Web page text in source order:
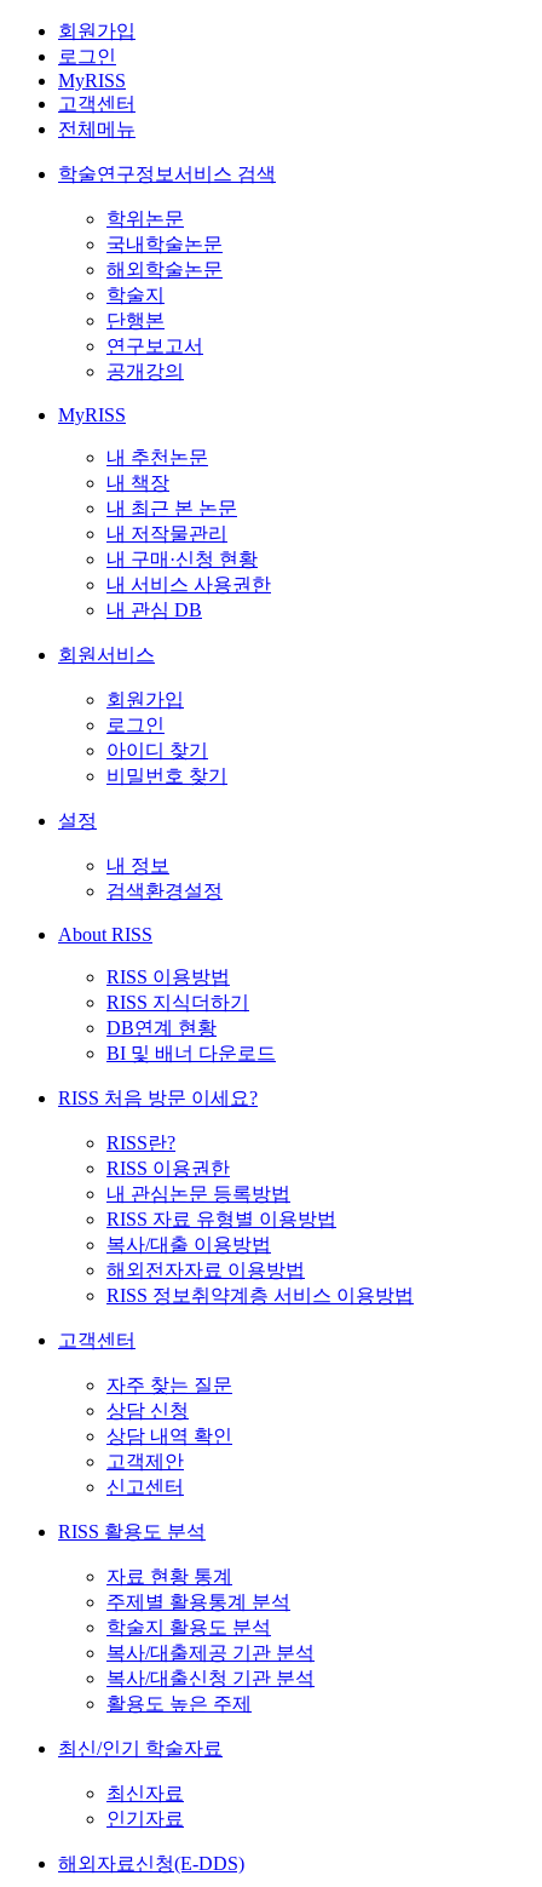
회원가입
로그인
MyRISS
고객센터
전체메뉴
학술연구정보서비스 검색
학위논문
국내학술논문
해외학술논문
학술지
단행본
연구보고서
공개강의
MyRISS
내 추천논문
내 책장
내 최근 본 논문
내 저작물관리
내 구매·신청 현황
내 서비스 사용권한
내 관심 DB
회원서비스
회원가입
로그인
아이디 찾기
비밀번호 찾기
설정
내 정보
검색환경설정
About RISS
RISS 이용방법
RISS 지식더하기
DB연계 현황
BI 및 배너 다운로드
RISS 처음 방문 이세요?
RISS란?
RISS 이용권한
내 관심논문 등록방법
RISS 자료 유형별 이용방법
복사/대출 이용방법
해외전자자료 이용방법
RISS 정보취약계층 서비스 이용방법
고객센터
자주 찾는 질문
상담 신청
상담 내역 확인
고객제안
신고센터
RISS 활용도 분석
자료 현황 통계
주제별 활용통계 분석
학술지 활용도 분석
복사/대출제공 기관 분석
복사/대출신청 기관 분석
활용도 높은 주제
최신/인기 학술자료
최신자료
인기자료
해외자료신청(E-DDS)